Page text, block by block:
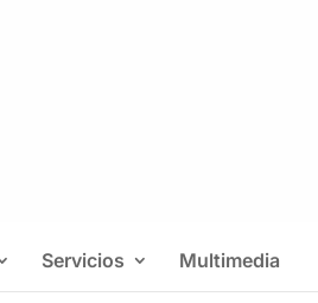
Servicios Multimedia